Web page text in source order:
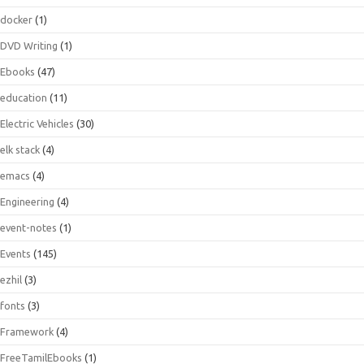
docker (1)
DVD Writing (1)
Ebooks (47)
education (11)
Electric Vehicles (30)
elk stack (4)
emacs (4)
Engineering (4)
event-notes (1)
Events (145)
ezhil (3)
fonts (3)
Framework (4)
FreeTamilEbooks (1)